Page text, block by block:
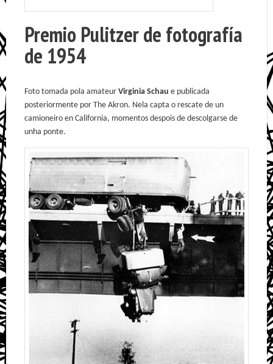
Premio Pulitzer de fotografía
de 1954
Foto tomada pola amateur Virginia Schau e publicada
posteriormente por The Akron. Nela capta o rescate de un
camioneiro en California, momentos despois de descolgarse de
unha ponte.